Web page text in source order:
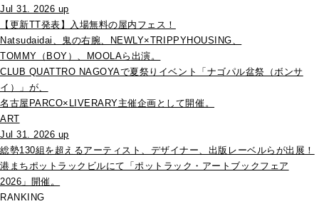
Jul 31. 2026 up
【更新TT発表】入場無料の屋内フェス！
Natsudaidai、鬼の右腕、NEWLY×TRIPPYHOUSING、
TOMMY（BOY）、MOOLAら出演。
CLUB QUATTRO NAGOYAで夏祭りイベント「ナゴパル盆祭（ボンサ
イ）」が、
名古屋PARCO×LIVERARY主催企画として開催。
ART
Jul 31. 2026 up
総勢130組を超えるアーティスト、デザイナー、出版レーベルらが出展！
港まちポットラックビルにて「ポットラック・アートブックフェア
2026」開催。
RANKING